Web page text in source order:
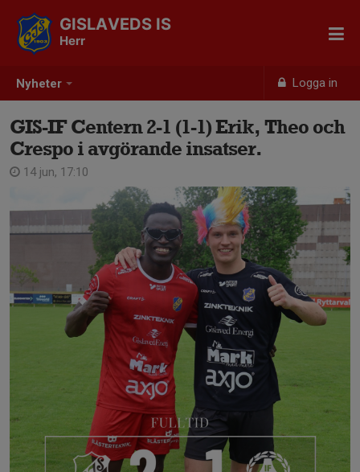
Nyheter Logga in
GISLAVEDS IS
Herr
GIS-IF Centern 2-1 (1-1) Erik, Theo och
Crespo i avgörande insatser.
14 jun, 17:10